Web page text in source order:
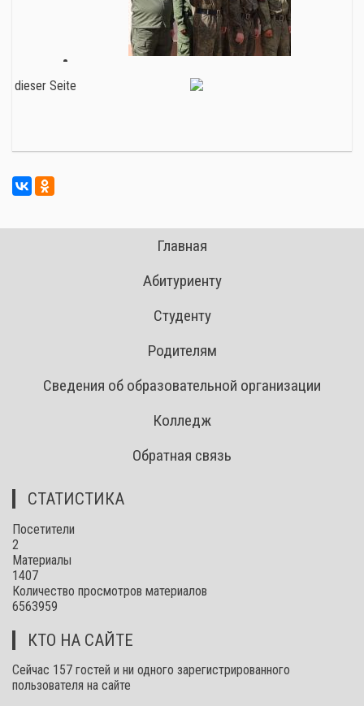
Главная
Абитуриенту
Студенту
Родителям
Сведения об образовательной организации
Колледж
Обратная связь
СТАТИСТИКА
Посетители
2
Материалы
1407
Количество просмотров материалов
6563959
КТО НА САЙТЕ
Сейчас 157 гостей и ни одного зарегистрированного
пользователя на сайте